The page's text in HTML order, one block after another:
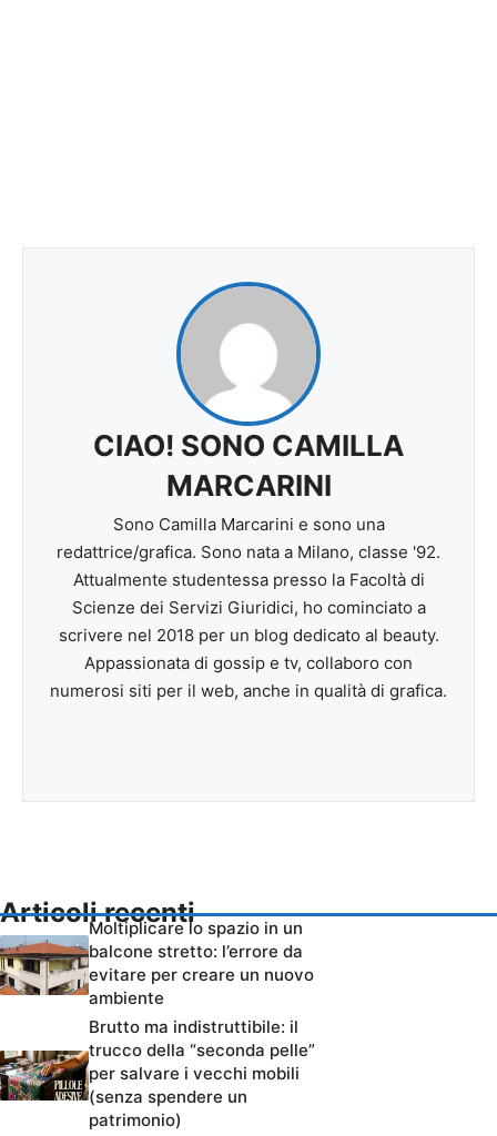
CIAO! SONO CAMILLA
MARCARINI
Sono Camilla Marcarini e sono una
redattrice/grafica. Sono nata a Milano, classe '92.
Attualmente studentessa presso la Facoltà di
Scienze dei Servizi Giuridici, ho cominciato a
scrivere nel 2018 per un blog dedicato al beauty.
Appassionata di gossip e tv, collaboro con
numerosi siti per il web, anche in qualità di grafica.
Articoli recenti
Moltiplicare lo spazio in un
balcone stretto: l’errore da
evitare per creare un nuovo
ambiente
Brutto ma indistruttibile: il
trucco della “seconda pelle”
per salvare i vecchi mobili
(senza spendere un
patrimonio)